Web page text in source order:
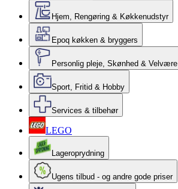
Hjem, Rengøring & Køkkenudstyr
Epoq køkken & bryggers
Personlig pleje, Skønhed & Velvære
Sport, Fritid & Hobby
Services & tilbehør
LEGO
Lageroprydning
Ugens tilbud - og andre gode priser